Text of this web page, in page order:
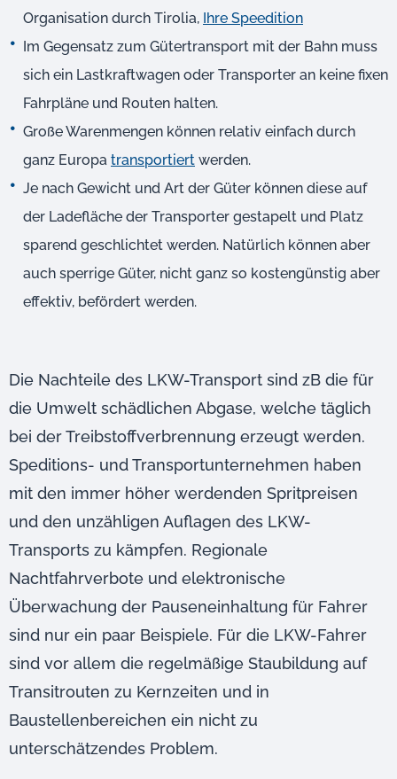
Organisation durch Tirolia, Ihre Speedition
Im Gegensatz zum Gütertransport mit der Bahn muss
sich ein Lastkraftwagen oder Transporter an keine fixen
Fahrpläne und Routen halten.
Große Warenmengen können relativ einfach durch
ganz Europa transportiert werden.
Je nach Gewicht und Art der Güter können diese auf
der Ladefläche der Transporter gestapelt und Platz
sparend geschlichtet werden. Natürlich können aber
auch sperrige Güter, nicht ganz so kostengünstig aber
effektiv, befördert werden.
Die Nachteile des LKW-Transport sind zB die für
die Umwelt schädlichen Abgase, welche täglich
bei der Treibstoffverbrennung erzeugt werden.
Speditions- und Transportunternehmen haben
mit den immer höher werdenden Spritpreisen
und den unzähligen Auflagen des LKW-
Transports zu kämpfen. Regionale
Nachtfahrverbote und elektronische
Überwachung der Pauseneinhaltung für Fahrer
sind nur ein paar Beispiele. Für die LKW-Fahrer
sind vor allem die regelmäßige Staubildung auf
Transitrouten zu Kernzeiten und in
Baustellenbereichen ein nicht zu
unterschätzendes Problem.